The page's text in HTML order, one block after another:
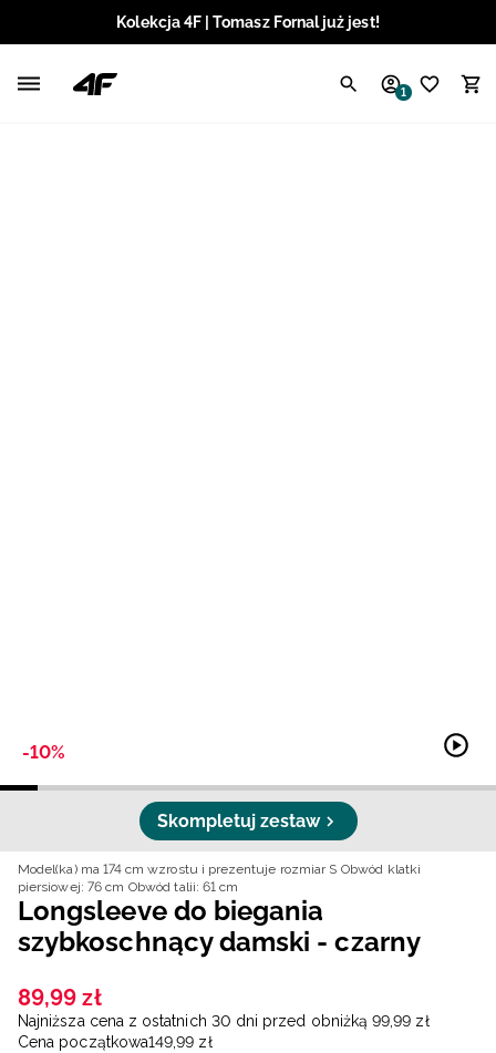
Kolekcja 4F | Tomasz Fornal już jest!
1
-10%
Skompletuj zestaw
Model(ka) ma 174 cm wzrostu i prezentuje rozmiar S Obwód klatki
piersiowej: 76 cm Obwód talii: 61 cm
Longsleeve do biegania
szybkoschnący damski - czarny
89,99 zł
Najniższa cena z ostatnich 30 dni przed obniżką 99,99 zł
Cena początkowa149,99 zł